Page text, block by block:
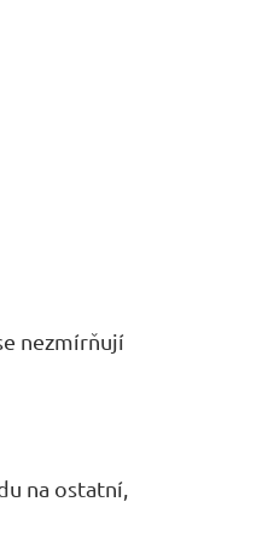
nezmírňují
na ostatní,